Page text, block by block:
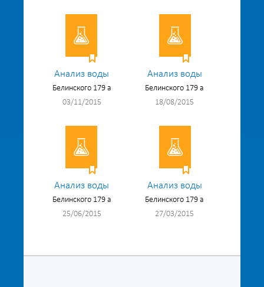
Анализ воды
Белинского 179 а
03/11/2015
Анализ воды
Белинского 179 а
18/08/2015
Анализ воды
Белинского 179 а
25/06/2015
Анализ воды
Белинского 179 а
27/03/2015